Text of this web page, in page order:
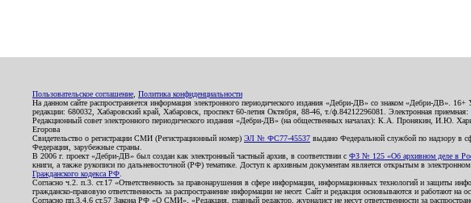
Пользовательское соглашение Политика конфиденциальности
На данном сайте распространяется информация электронного периодического издания «Дебри-ДВ» со знаком «Дебри-
редакции: 680032, Хабаровский край, Хабаровск, проспект 60-летия Октября, 88-46, т./ф.84212296081. Электронная приемная:
Редакционный совет электронного периодического издания «Дебри-ДВ» (на общественных началах): К.А.
Егорова
Свидетельство о регистрации СМИ (Регистрационный номер) ЭЛ № ФС77-45537 выдано Федеральной службой по надзору в
Федерация, зарубежные страны.
В 2006 г. проект «Дебри-ДВ» был создан как электронный частный архив, в соответствии с ФЗ № 125 «Об архивном деле в
книги, а также рукописи по дальневосточной (РФ) тематике. Доступ к архивным документам является открытым в
Гражданского кодекса РФ
Согласно ч.2. п.3. ст.17 «Ответственность за правонарушения в сфере информации, информационных технологий и защиты
гражданско-правовую ответственность за распространение информации не несет. Сайт и редакция основываются и работают
Согласно пп.3,4,6 ст.57 Закона РФ «О СМИ», «Редакция, главный редактор, журналист не несут ответственности за